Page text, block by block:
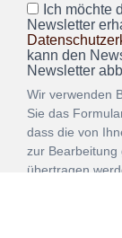
Ich möchte
Newsletter
kann den
Newsletter
Wir verwenden
Sie das
dass die von
zur Bearbeitung
übertragen